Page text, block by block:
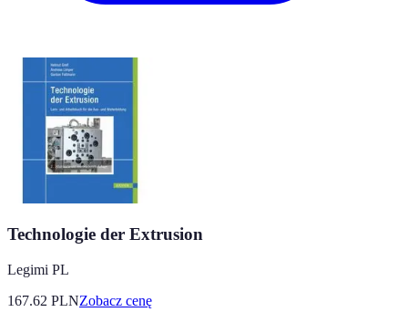
Technologie der Extrusion
Legimi PL
167.62 PLNZobacz cenę